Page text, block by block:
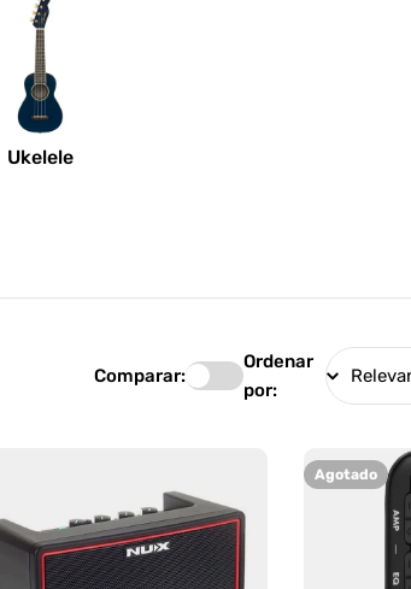
Ukelele
Comparar:
Ordenar
por:
Agotado